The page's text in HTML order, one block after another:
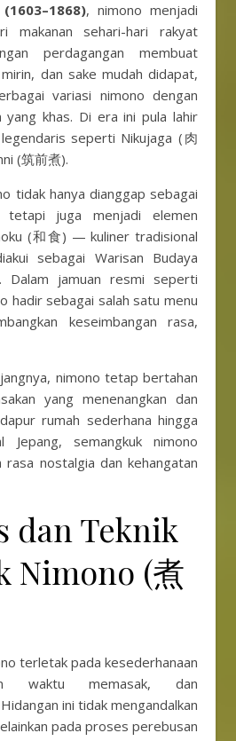
, nimono menjadi
makanan sehari-hari rakyat
perdagangan membuat
dan sake mudah didapat,
variasi nimono dengan
yang khas. Di era ini pula lahir
seperti Nikujaga (肉
(筑前煮).
tidak hanya dianggap sebagai
tetapi juga menjadi elemen
(和食) — kuliner tradisional
sebagai Warisan Budaya
Dalam jamuan resmi seperti
hadir sebagai salah satu menu
keseimbangan rasa,
nimono tetap bertahan
yang menenangkan dan
rumah sederhana hingga
Jepang, semangkuk nimono
rasa nostalgia dan kehangatan
dan Teknik
Nimono (煮
terletak pada kesederhanaan
waktu memasak, dan
ini tidak mengandalkan
pada proses perebusan